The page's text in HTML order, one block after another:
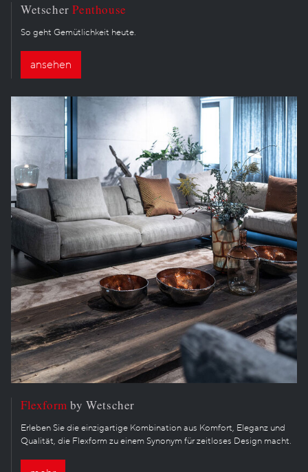
WetscherPenthouse
So geht Gemütlichkeit heute.
ansehen
Flexform by Wetscher
Erleben Sie die einzigartige Kombination aus Komfort, Eleganz und
Qualität, die Flexform zu einem Synonym für zeitloses Design macht.